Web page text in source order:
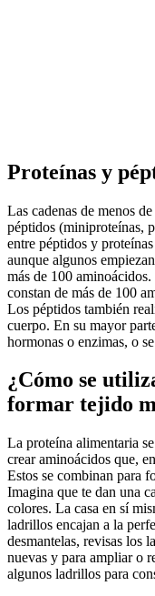
Proteínas y
Las cadenas de menos
péptidos (miniproteínas,
entre péptidos y
aunque algunos
más de 100
constan de más de 100
Los péptidos también
cuerpo. En su mayor
hormonas o enzimas, o
¿Cómo se
formar tejido
La proteína alimentaria
crear aminoácidos que,
Estos se combinan para
Imagina que te dan una
colores. La casa en sí
ladrillos encajan a la
desmantelas, revisas los
nuevas y para ampliar o
algunos ladrillos para